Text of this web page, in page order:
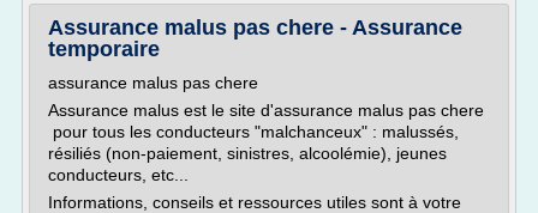
Assurance malus pas chere - Assurance
temporaire
assurance malus pas chere
Assurance malus est le site d'assurance malus pas chere
pour tous les conducteurs "malchanceux" : malussés,
résiliés (non-paiement, sinistres, alcoolémie), jeunes
conducteurs, etc...
Informations, conseils et ressources utiles sont à votre